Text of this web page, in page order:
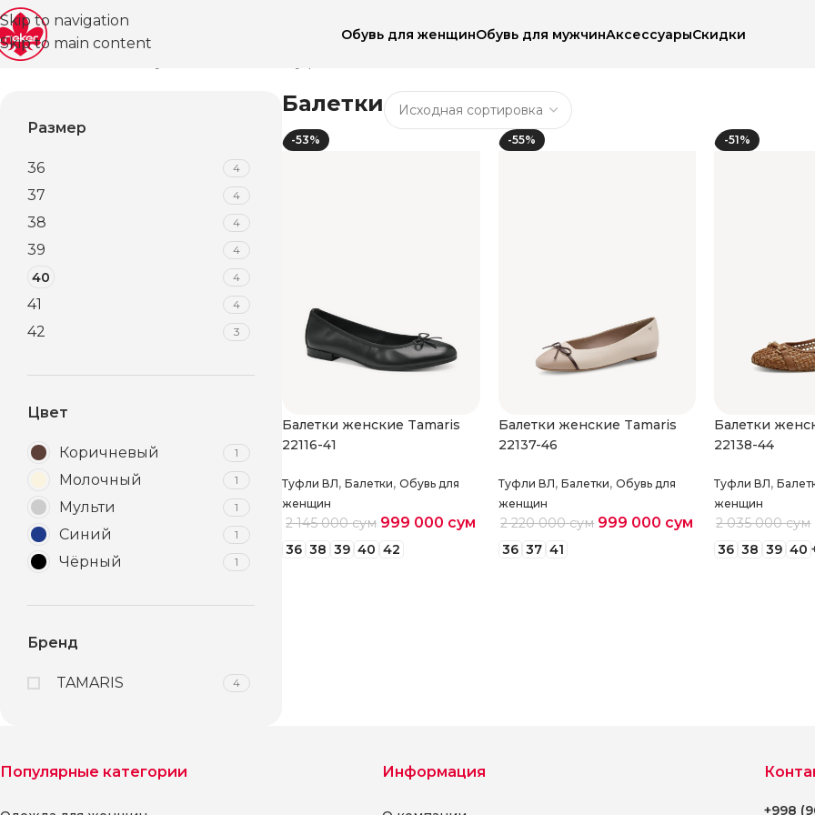
Skip to navigation
Skip to main content
Обувь для женщинОбувь для мужчинАксессуарыСкидки
Главная
Размер
36 4
37 4
38 4
39 4
40 4
41 4
42 3
Цвет
Коричневый 1
Молочный 1
Мульти 1
Синий 1
Чёрный 1
Бренд
TAMARIS 4
Балетки
-53%
Балетки женские Tamaris
22116-41
Туфли ВЛ, Балетки, Обувь для
женщин
2 145 000сум 999 000 сум
36 38 39 40 42
-55%
Балетки женские Tamaris
22137-46
Туфли ВЛ, Балетки, Обувь для
женщин
2 220 000сум 999 000 сум
36 37 41
-51%
Балетки
22138-44
Туфли ВЛ,
женщин
2 035 000сум
36 38 39 40
Популярные категории Информация
+998